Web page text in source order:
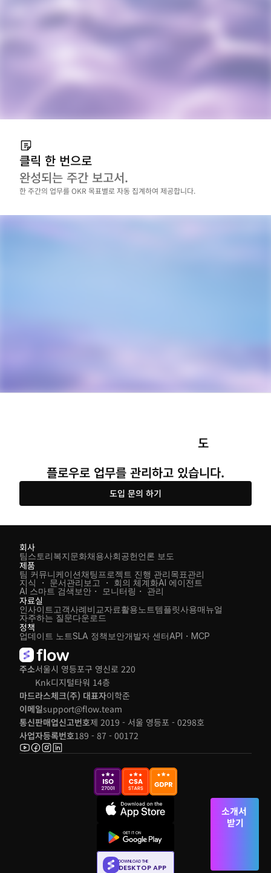
클릭 한 번으로
완성되는 주간 보고서.
한 주간의 업무를 OKR 목표별로 자동 집계하여 제공합니다.
도
플로우로 업무를 관리하고 있습니다.
도입 문의 하기
주소서울시 영등포구 영신로 220
Knk디지털타워 14층
마드라스체크(주) 대표자이학준
이메일support@flow.team
통신판매업신고번호제 2019 - 서울 영등포 - 0298호
사업자등록번호189 - 87 - 00172
회사
팀스토리복지문화채용사회공헌언론 보도
제품
팀 커뮤니케이션채팅 프로젝트 진행 관리목표관리
지식 ・ 문서관리 보고 ・ 회의 체계화
AI 스마트 검색
AI 에이전트
보안・ 모니터링・ 관리
자료실
인사이트 고객사례비교자료활용노트템플릿사용매뉴얼
자주하는 질문다운로드
정책
업데이트 노트SLA 정책 보안개발자 센터API・MCP
DOWNLOAD THE
DESKTOP APP
소개서
받기